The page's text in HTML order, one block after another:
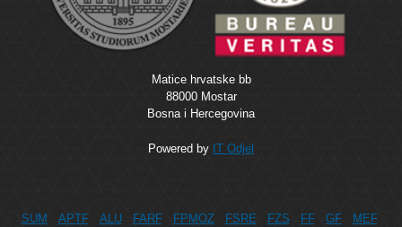
Matice hrvatske bb
88000 Mostar
Bosna i Hercegovina
Powered by IT Odjel
SUM APTF ALU FARF FPMOZ FSRE FZS FF GF
MEF